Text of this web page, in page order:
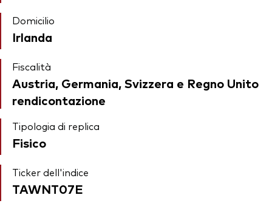
Domicilio
Irlanda
Fiscalità
Austria, Germania, Svizzera e Regno Unito
rendicontazione
Tipologia di replica
Fisico
Ticker dell'indice
TAWNT07E